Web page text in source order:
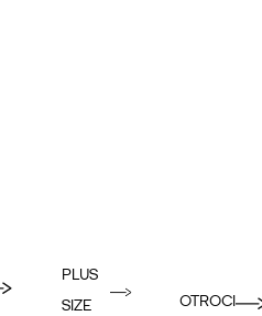
PLUS
SIZE
OTROCI